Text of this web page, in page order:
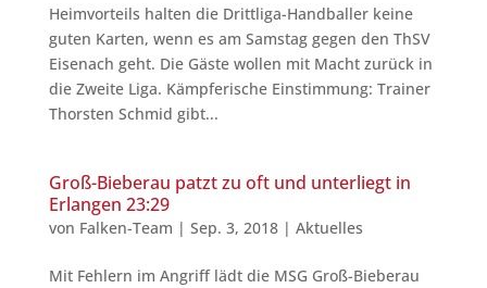
Heimvorteils halten die Drittliga-Handballer keine
guten Karten, wenn es am Samstag gegen den ThSV
Eisenach geht. Die Gäste wollen mit Macht zurück in
die Zweite Liga. Kämpferische Einstimmung: Trainer
Thorsten Schmid gibt...
Groß-Bieberau patzt zu oft und unterliegt in
Erlangen 23:29
von Falken-Team | Sep. 3, 2018| Aktuelles
Mit Fehlern im Angriff lädt die MSG Groß-Bieberau